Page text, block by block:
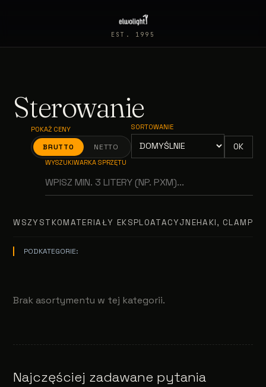
EST. 1995
Sterowanie
POKAŻ CENY
BRUTTO NETTO
SORTOWANIE
OK
WYSZUKIWARKA SPRZĘTU
WSZYSTKOMATERIAŁY EKSPLOATACYJNEHAKI, CLAMPY,
PODKATEGORIE:
Brak asortymentu w tej kategorii.
Najczęściej zadawane pytania